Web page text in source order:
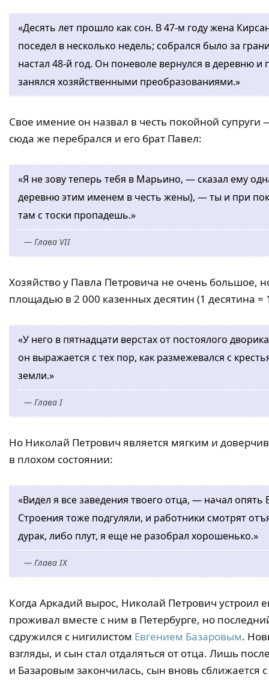
«Десять лет прошло как сон. В 47-м году жена
поседел в несколько недель; собрался было за
настал 48-й год. Он поневоле вернулся в деревню
занялся хозяйственными преобразованиями.»
Свое имение он назвал в честь покойной
сюда же перебрался и его брат Павел:
«Я не зову теперь тебя в Марьино, — сказал ему
деревню этим именем в честь жены), — ты и при
там с тоски пропадешь.»
— Глава VII
Хозяйство у Павла Петровича не очень большое,
площадью в 2 000 казенных десятин (1 десятина =
«У него в пятнадцати верстах от постоялого
он выражается с тех пор, как размежевался с
земли.»
— Глава I
Но Николай Петрович является мягким и
в плохом состоянии:
«Видел я все заведения твоего отца, — начал
Строения тоже подгуляли, и работники смотрят
дурак, либо плут, я еще не разобрал хорошенько.»
— Глава IX
Когда Аркадий вырос, Николай Петрович устроил
проживал вместе с ним в Петербурге, но
сдружился с нигилистом Евгением Базаровым.
взгляды, и сын стал отдаляться от отца. Лишь
и Базаровым закончилась, сын вновь сближается